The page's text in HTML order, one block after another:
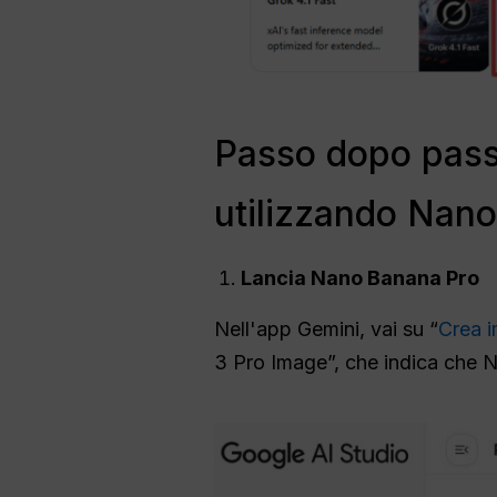
Passo dopo
utilizzando
Lancia Nano Banana Pro
Nell'app Gemini, vai su “Crea
3 Pro Image”, che indica che